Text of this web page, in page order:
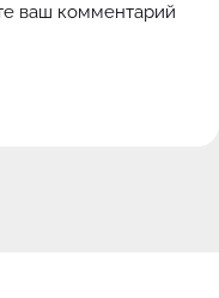
ваш комментарий